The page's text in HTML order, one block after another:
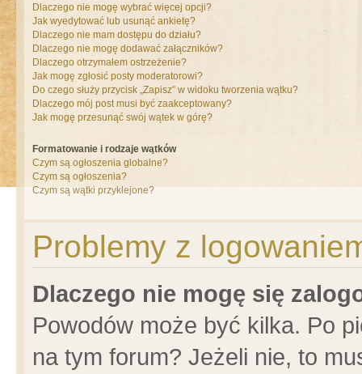
Dlaczego nie mogę wybrać więcej opcji?
Jak wyedytować lub usunąć ankietę?
Dlaczego nie mam dostępu do działu?
Dlaczego nie mogę dodawać załączników?
Dlaczego otrzymałem ostrzeżenie?
Jak mogę zgłosić posty moderatorowi?
Do czego służy przycisk „Zapisz” w widoku tworzenia wątku?
Dlaczego mój post musi być zaakceptowany?
Jak mogę przesunąć swój wątek w górę?
Formatowanie i rodzaje wątków
Czym są ogłoszenia globalne?
Czym są ogłoszenia?
Czym są wątki przyklejone?
Problemy z
Dlaczego nie mogę się
Powodów może być kilka. Po
na tym forum? Jeżeli nie, to